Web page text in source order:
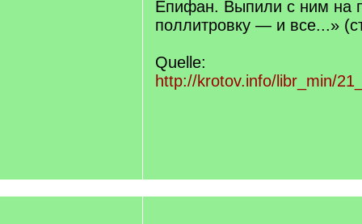
Епифан. Выпили с ним на
поллитровку — и все...»
Quelle:
http://krotov.info/libr_min/